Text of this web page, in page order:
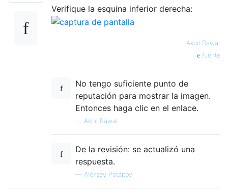
Verifique la esquina inferior derecha:
— Akhil Rawat
fuente
No tengo suficiente punto de
reputación para mostrar la imagen.
Entonces haga clic en el enlace.
— Akhil Rawat
De la revisión: se actualizó una
respuesta.
— Aleksey Potapov